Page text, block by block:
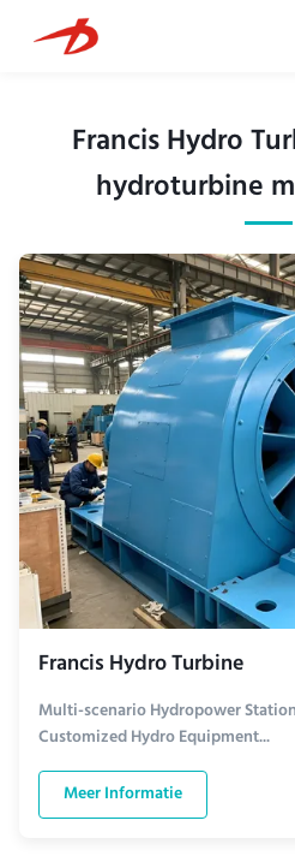
Francis Hydro
hydroturbine
Francis Hydro Turbine
Multi-scenario Hydropower
Customized Hydro Equipment...
Meer Informatie